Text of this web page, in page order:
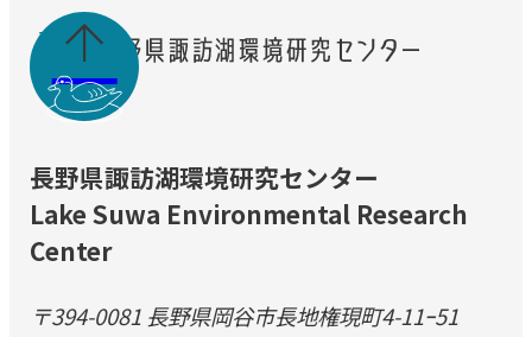

長野県諏訪湖環境研究センター
Lake Suwa Environmental Research
Center
〒394-0081 長野県岡谷市長地権現町4-11ｰ51